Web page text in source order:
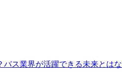
ス業界が活躍できる未来とはな